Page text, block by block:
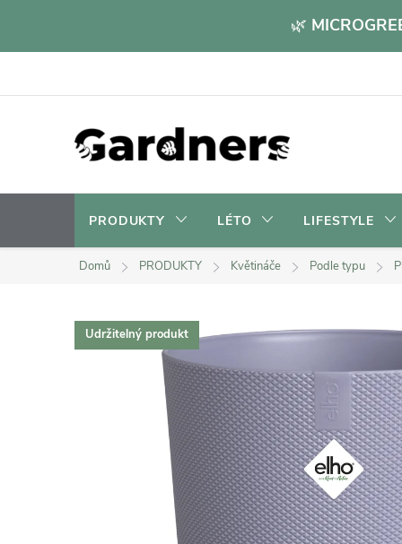
🌿
PRODUKTY LÉTO LIFESTYLE
Domů PRODUKTY Květináče Podle typu
Udržitelný produkt